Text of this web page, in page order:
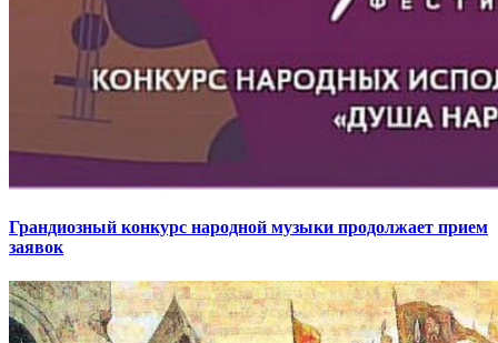
Грандиозный конкурс народной музыки продолжает прием
заявок